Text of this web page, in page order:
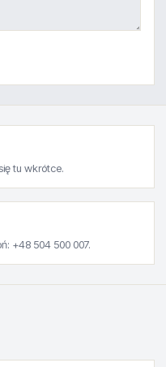
tu wkrótce.
+48 504 500 007.